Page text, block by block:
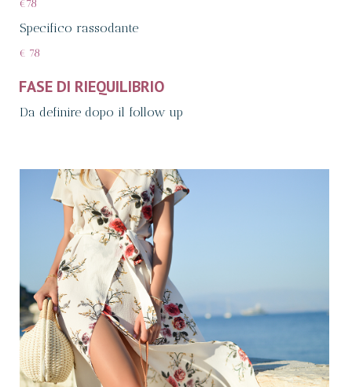
€78
Specifico rassodante
€ 78
FASE DI RIEQUILIBRIO
Da definire dopo il follow up